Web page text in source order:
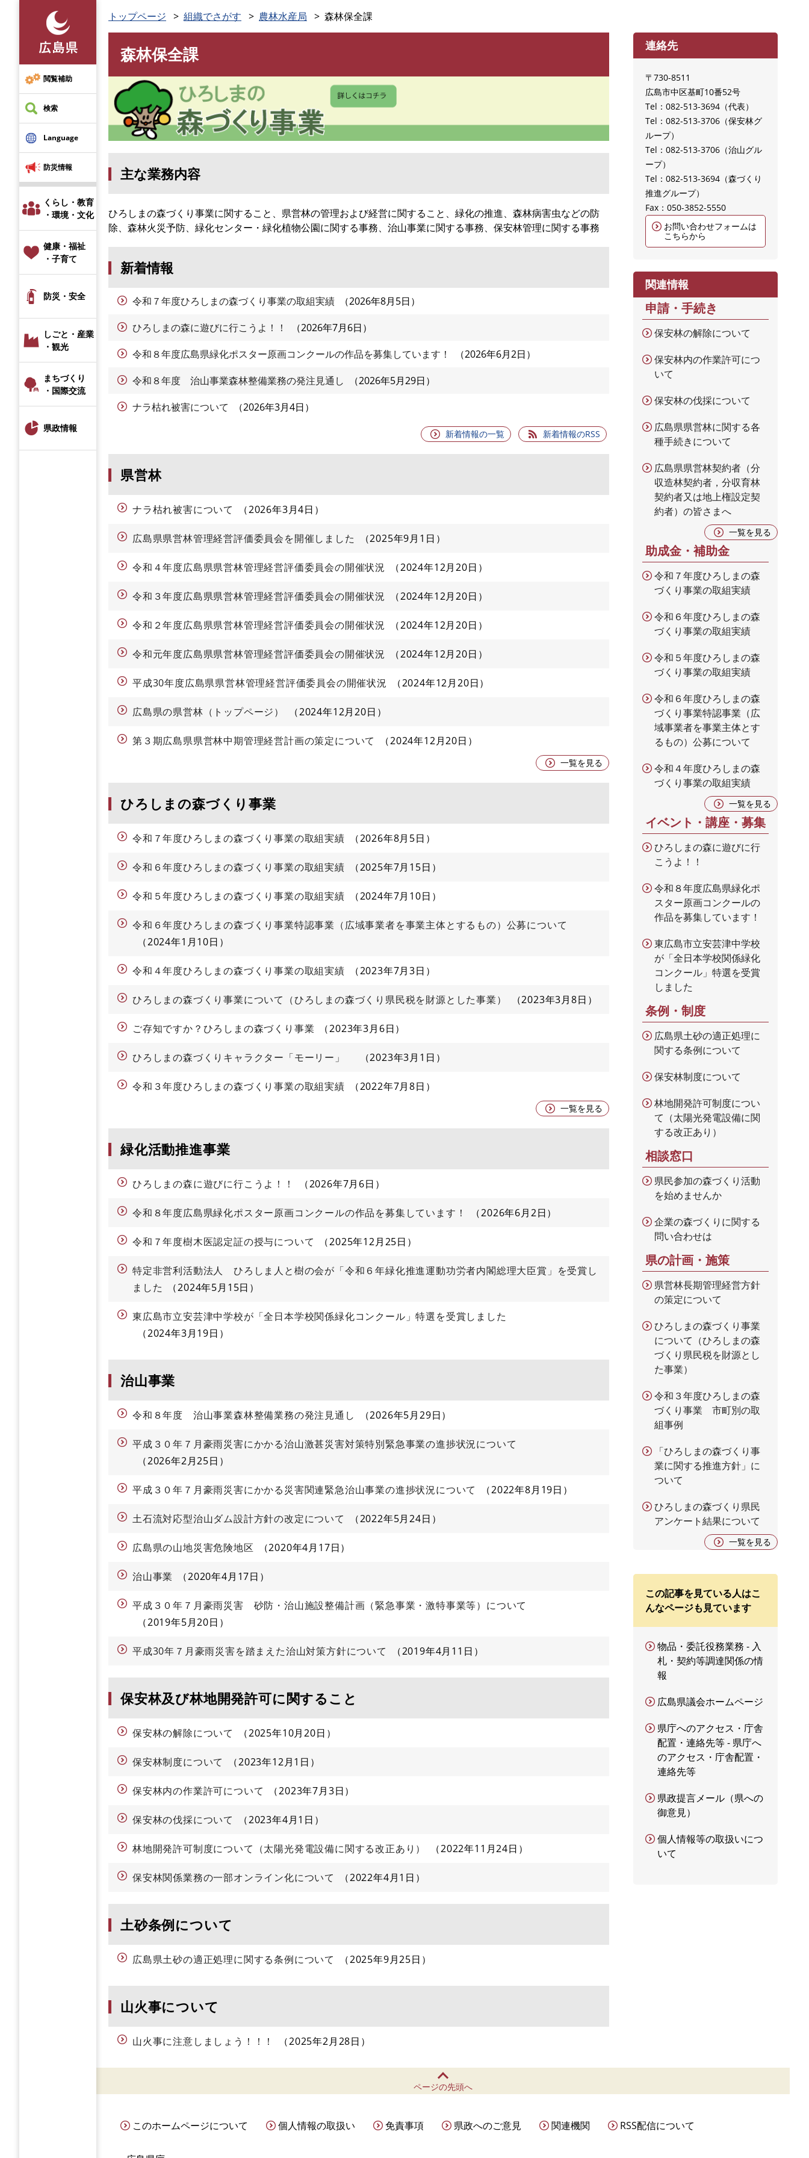
先
頭
で
す
。
閲覧補助
検索
Language
防災情報
くらし・教育
・環境・文化
健康・福祉
・子育て
防災・安全
しごと・産業
・観光
まちづくり
・国際交流
県政情報
トップページ 組織でさがす 農林水産局 森林保全課
森林保全課
主な業務内容
ひろしまの森づくり事業に関すること、県営林の管理および経営に関すること、緑化の推進、森林病害虫などの防
除、森林火災予防、緑化センター・緑化植物公園に関する事務、治山事業に関する事務、保安林管理に関する事務
新着情報
令和７年度ひろしまの森づくり事業の取組実績
2026年8月5日
ひろしまの森に遊びに行こうよ！！
2026年7月6日
令和８年度広島県緑化ポスター原画コンクールの作品を募集しています！
2026年6月2日
令和８年度 治山事業森林整備業務の発注見通し
2026年5月29日
ナラ枯れ被害について
2026年3月4日
新着情報の一覧 新着情報のRSS
県営林
ナラ枯れ被害について 2026年3月4日
広島県県営林管理経営評価委員会を開催しました 2025年9月1日
令和４年度広島県県営林管理経営評価委員会の開催状況 2024年12月20日
令和３年度広島県県営林管理経営評価委員会の開催状況 2024年12月20日
令和２年度広島県県営林管理経営評価委員会の開催状況 2024年12月20日
令和元年度広島県県営林管理経営評価委員会の開催状況 2024年12月20日
平成30年度広島県県営林管理経営評価委員会の開催状況 2024年12月20日
広島県の県営林（トップページ） 2024年12月20日
第３期広島県県営林中期管理経営計画の策定について 2024年12月20日
一覧を見る
ひろしまの森づくり事業
令和７年度ひろしまの森づくり事業の取組実績 2026年8月5日
令和６年度ひろしまの森づくり事業の取組実績 2025年7月15日
令和５年度ひろしまの森づくり事業の取組実績 2024年7月10日
令和６年度ひろしまの森づくり事業特認事業（広域事業者を事業主体とするもの）公募について
2024年1月10日
令和４年度ひろしまの森づくり事業の取組実績 2023年7月3日
ひろしまの森づくり事業について（ひろしまの森づくり県民税を財源とした事業） 2023年3月8日
ご存知ですか？ひろしまの森づくり事業 2023年3月6日
ひろしまの森づくりキャラクター「モーリー」 2023年3月1日
令和３年度ひろしまの森づくり事業の取組実績 2022年7月8日
一覧を見る
緑化活動推進事業
ひろしまの森に遊びに行こうよ！！ 2026年7月6日
令和８年度広島県緑化ポスター原画コンクールの作品を募集しています！ 2026年6月2日
令和７年度樹木医認定証の授与について 2025年12月25日
特定非営利活動法人 ひろしま人と樹の会が「令和６年緑化推進運動功労者内閣総理大臣賞」を受賞し
ました
2024年5月15日
東広島市立安芸津中学校が「全日本学校関係緑化コンクール」特選を受賞しました
2024年3月19日
治山事業
令和８年度 治山事業森林整備業務の発注見通し 2026年5月29日
平成３０年７月豪雨災害にかかる治山激甚災害対策特別緊急事業の進捗状況について
2026年2月25日
平成３０年７月豪雨災害にかかる災害関連緊急治山事業の進捗状況について 2022年8月19日
土石流対応型治山ダム設計方針の改定について 2022年5月24日
広島県の山地災害危険地区 2020年4月17日
治山事業 2020年4月17日
平成３０年７月豪雨災害 砂防・治山施設整備計画（緊急事業・激特事業等）について
2019年5月20日
平成30年７月豪雨災害を踏まえた治山対策方針について 2019年4月11日
保安林及び林地開発許可に関すること
保安林の解除について 2025年10月20日
保安林制度について 2023年12月1日
保安林内の作業許可について 2023年7月3日
保安林の伐採について 2023年4月1日
林地開発許可制度について（太陽光発電設備に関する改正あり） 2022年11月24日
保安林関係業務の一部オンライン化について 2022年4月1日
土砂条例について
広島県土砂の適正処理に関する条例について 2025年9月25日
山火事について
山火事に注意しましょう！！！ 2025年2月28日
連絡先
〒730-8511
広島市中区基町10番52号
Tel：082-513-3694
代表
Tel：082-513-3706
保安林グ
ループ
Tel：082-513-3706
治山グル
ープ
Tel：082-513-3694
森づくり
推進グループ
Fax：050-3852-5550
お問い合わせフォームは
こちらから
関連情報
申請・手続き
保安林の解除について
保安林内の作業許可につ
いて
保安林の伐採について
広島県県営林に関する各
種手続きについて
広島県県営林契約者（分
収造林契約者，分収育林
契約者又は地上権設定契
約者）の皆さまへ
一覧を見る
助成金・補助金
令和７年度ひろしまの森
づくり事業の取組実績
令和６年度ひろしまの森
づくり事業の取組実績
令和５年度ひろしまの森
づくり事業の取組実績
令和６年度ひろしまの森
づくり事業特認事業（広
域事業者を事業主体とす
るもの）公募について
令和４年度ひろしまの森
づくり事業の取組実績
一覧を見る
イベント・講座・募集
ひろしまの森に遊びに行
こうよ！！
令和８年度広島県緑化ポ
スター原画コンクールの
作品を募集しています！
東広島市立安芸津中学校
が「全日本学校関係緑化
コンクール」特選を受賞
しました
条例・制度
広島県土砂の適正処理に
関する条例について
保安林制度について
林地開発許可制度につい
て（太陽光発電設備に関
する改正あり）
相談窓口
県民参加の森づくり活動
を始めませんか
企業の森づくりに関する
問い合わせは
県の計画・施策
県営林長期管理経営方針
の策定について
ひろしまの森づくり事業
について（ひろしまの森
づくり県民税を財源とし
た事業）
令和３年度ひろしまの森
づくり事業 市町別の取
組事例
「ひろしまの森づくり事
業に関する推進方針」に
ついて
ひろしまの森づくり県民
アンケート結果について
一覧を見る
この記事を見ている人はこ
んなページも見ています
物品・委託役務業務 - 入
札・契約等調達関係の情
報
広島県議会ホームページ
県庁へのアクセス・庁舎
配置・連絡先等 - 県庁へ
のアクセス・庁舎配置・
連絡先等
県政提言メール（県への
御意見）
個人情報等の取扱いにつ
いて
ページの先頭へ
このホームページについて 個人情報の取扱い 免責事項 県政へのご意見 関連機関 RSS配信について